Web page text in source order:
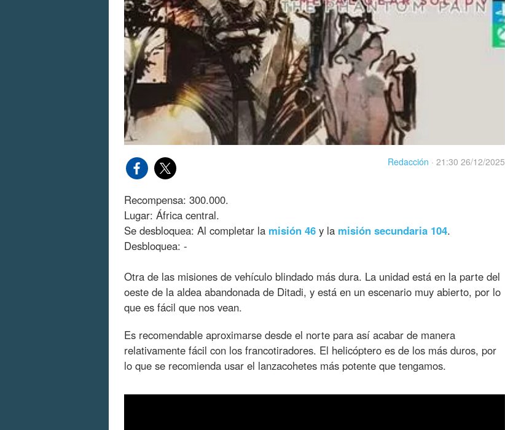
Redacción · 21:30 26/12/2025
Recompensa: 300.000.
Lugar: África central.
Se desbloquea: Al completar la misión 46 y la misión secundaria 104.
Desbloquea: -
Otra de las misiones de vehículo blindado más dura. La unidad está en la parte del
oeste de la aldea abandonada de Ditadi, y está en un escenario muy abierto, por lo
que es fácil que nos vean.
Es recomendable aproximarse desde el norte para así acabar de manera
relativamente fácil con los francotiradores. El helicóptero es de los más duros, por
lo que se recomienda usar el lanzacohetes más potente que tengamos.